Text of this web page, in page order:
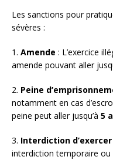
Les sanctions pour
sévères :
1. Amende : L’exercice
amende pouvant aller
2. Peine
notamment en cas
peine peut aller jusqu’à 5
3. Interdiction d’exercer
interdiction temporaire ou